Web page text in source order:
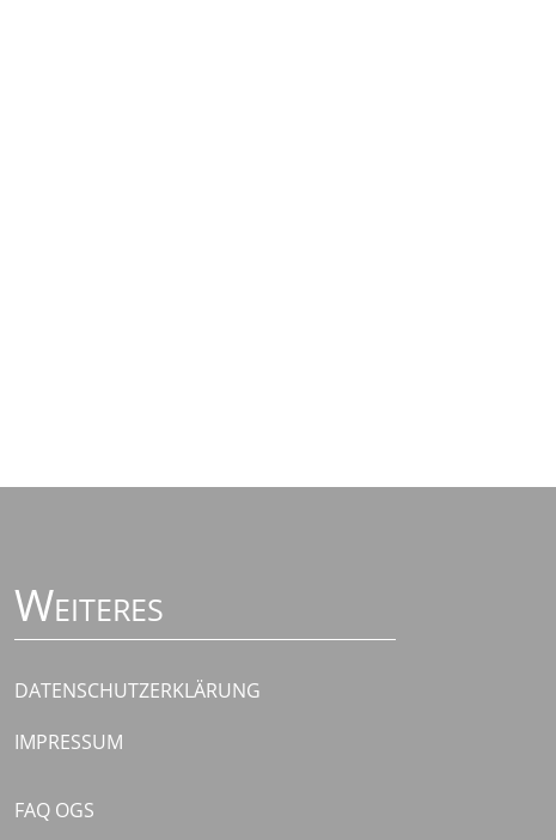
Weiteres
DATENSCHUTZERKLÄRUNG
IMPRESSUM
FAQ OGS